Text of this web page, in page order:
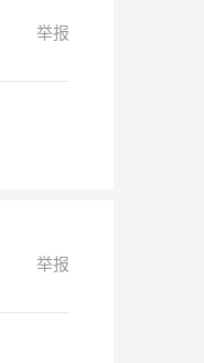
举报
举报